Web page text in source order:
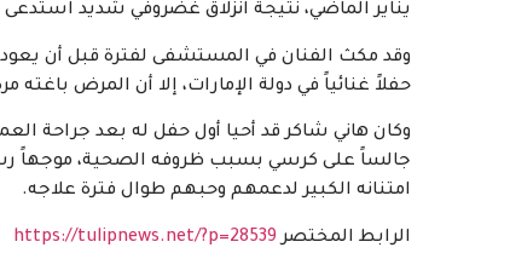
يناير الماضي، نتيجة انزلاق غضروفي شديد استدعى
وقد مكث الفنان في المستشفى لفترة قبل أن يعود
حفلاً غنائياً في دولة الإمارات، إلا أن المرض
وكان هاني شاكر قد أحيا أول حفل له بعد جراحة العمود الفقري في 31 يناير
جالساً على كرسي بسبب ظروفه الصحية، موجهاً
امتنانه الكبير لدعمهم وحبهم طوال فترة علاجه.
الرابط المختصرhttps://tulipnews.net/?p=28539